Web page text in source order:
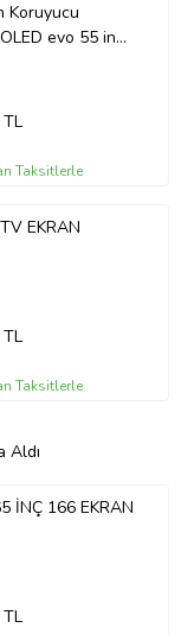
Koruyucu
evo 55 inç
TV
Taksitlerle
EKRAN
Taksitlerle
Aldı
İNÇ 166 EKRAN